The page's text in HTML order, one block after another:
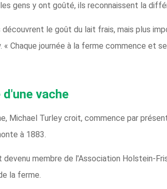
gens y ont goûté, ils reconnaissent la
découvrent le goût du lait frais, mais plus
« Chaque journée à la ferme commence et
vache
Michael Turley croit, commence par
à 1883.
membre de l'Association Holstein-
la ferme.